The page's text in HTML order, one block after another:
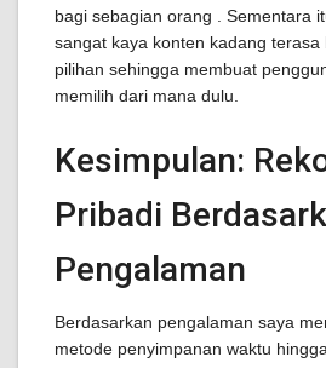
bagi sebagian orang . Sementara
sangat kaya konten kadang terasa
pilihan sehingga membuat
memilih dari mana dulu.
Kesimpulan:
Pribadi
Pengalaman
Berdasarkan pengalaman saya
metode penyimpanan waktu